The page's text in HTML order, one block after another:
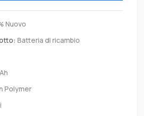
Nuovo
Batteria di ricambio
Polymer